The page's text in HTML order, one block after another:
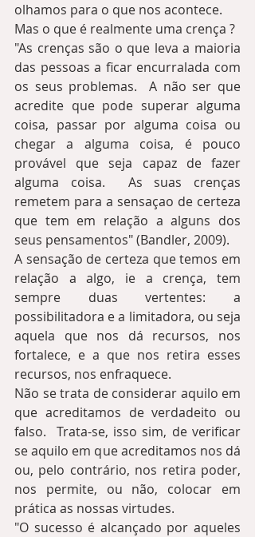
olhamos para o que nos acontece.
Mas o que é realmente uma crença ?
"As crenças são o que leva a maioria
das pessoas a ficar encurralada com
os seus problemas.  A não ser que
acredite que pode superar alguma
coisa, passar por alguma coisa ou
chegar a alguma coisa, é pouco
provável que seja capaz de fazer
alguma coisa.  As suas crenças
remetem para a sensaçao de certeza
que tem em relação a alguns dos
seus pensamentos" (Bandler, 2009).
A sensação de certeza que temos em
relação a algo, ie a crença, tem
sempre duas vertentes: a
possibilitadora e a limitadora, ou seja
aquela que nos dá recursos, nos
fortalece, e a que nos retira esses
recursos, nos enfraquece.
Não se trata de considerar aquilo em
que acreditamos de verdadeito ou
falso.  Trata-se, isso sim, de verificar
se aquilo em que acreditamos nos dá
ou, pelo contrário, nos retira poder,
nos permite, ou não, colocar em
prática as nossas virtudes.
"O sucesso é alcançado por aqueles